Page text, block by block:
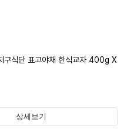
구식단 표고야채 한식교자 400g X
상세보기